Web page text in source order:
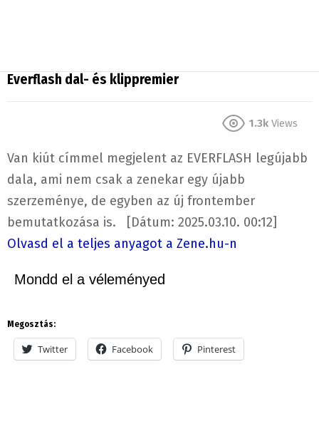
Everflash dal- és klippremier
1.3k Views
Van kiút címmel megjelent az EVERFLASH legújabb
dala, ami nem csak a zenekar egy újabb
szerzeménye, de egyben az új frontember
bemutatkozása is. [Dátum: 2025.03.10. 00:12]
Olvasd el a teljes anyagot a Zene.hu-n
Mondd el a véleményed
Megosztás:
Twitter Facebook Pinterest